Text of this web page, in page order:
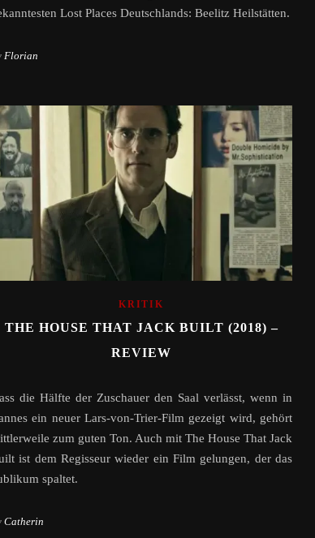
Lost Places Deutschlands: Beelitz Heilstätten.
Florian
KRITIK
THE HOUSE THAT JACK BUILT (2018) –
REVIEW
die Hälfte der Zuschauer den Saal verlässt, wenn in
ein neuer Lars-von-Trier-Film gezeigt wird, gehört
zum guten Ton. Auch mit The House That Jack
ist dem Regisseur wieder ein Film gelungen, der das
spaltet.
Catherin